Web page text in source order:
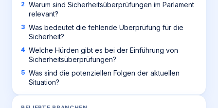
Warum sind Sicherheitsüberprüfungen im Parlament
relevant?
Was bedeutet die fehlende Überprüfung für die
Sicherheit?
Welche Hürden gibt es bei der Einführung von
Sicherheitsüberprüfungen?
Was sind die potenziellen Folgen der aktuellen
Situation?